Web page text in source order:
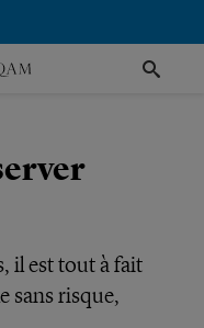
il est tout à fait
sans risque,